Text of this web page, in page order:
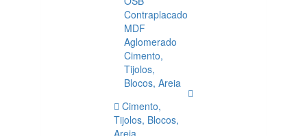
Contraplacado
MDF
Aglomerado
Cimento,
Tijolos,
Blocos, Areia
Cimento,
Tijolos, Blocos,
Areia